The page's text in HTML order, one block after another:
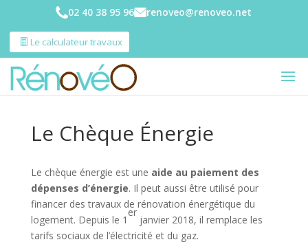
02 40 38 95 96 renoveo@renoveo.net
Le calculateur travaux
Le Chèque Énergie
Le chèque énergie est une aide au paiement des
dépenses d’énergie. Il peut aussi être utilisé pour
financer des travaux de rénovation énergétique du
logement. Depuis le 1
er
janvier 2018, il remplace les
tarifs sociaux de l’électricité et du gaz.